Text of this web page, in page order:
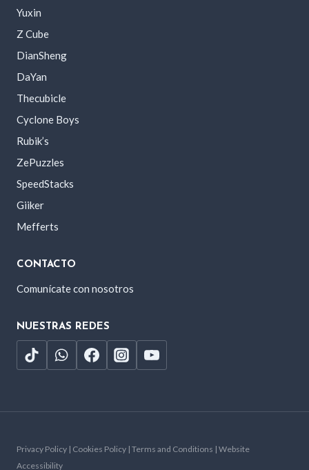
Yuxin
Z Cube
DianSheng
DaYan
Thecubicle
Cyclone Boys
Rubik’s
ZePuzzles
SpeedStacks
Giiker
Mefferts
CONTACTO
Comunícate con nosotros
NUESTRAS REDES
Privacy Policy | Cookies Policy | Terms and Conditions | Website
Accessibility